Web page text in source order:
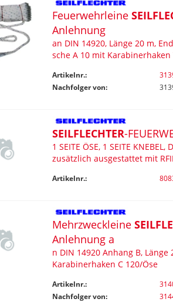
Feuerwehrleine
Anlehnung
an DIN 14920, Länge 20 m,
sche A 10 mit
Artikelnr.:
Nachfolger von:
SEILFLECHTER-
1 SEITE ÖSE, 1 SEITE
zusätzlich ausgestattet mit
Artikelnr.:
Mehrzweckleine
Anlehnung a
n DIN 14920 Anhang B, Länge
Karabinerhaken C 120/Öse
Artikelnr.:
Nachfolger von: